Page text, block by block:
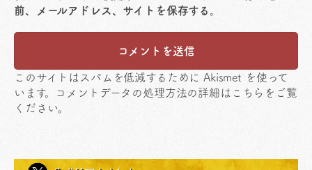
前、メールアドレス、サイトを保存する。
このサイトはスパムを低減するために Akismet を使って
います。
コメントデータの処理方法の詳細はこちらをご覧
ください。